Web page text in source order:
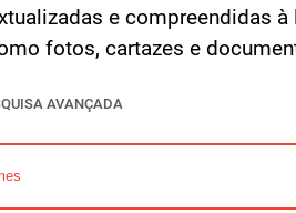
e compreendidas
fotos, cartazes e
AVANÇADA